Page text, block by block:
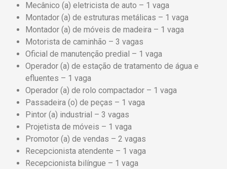
Mecânico (a) eletricista de auto – 1 vaga
Montador (a) de estruturas metálicas – 1 vaga
Montador (a) de móveis de madeira – 1 vaga
Motorista de caminhão – 3 vagas
Oficial de manutenção predial – 1 vaga
Operador (a) de estação de tratamento de água e
efluentes – 1 vaga
Operador (a) de rolo compactador – 1 vaga
Passadeira (o) de peças – 1 vaga
Pintor (a) industrial – 3 vagas
Projetista de móveis – 1 vaga
Promotor (a) de vendas – 2 vagas
Recepcionista atendente – 1 vaga
Recepcionista bilíngue – 1 vaga